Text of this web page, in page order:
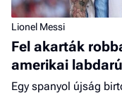
Lionel Messi
Fel akarták
amerikai
Egy spanyol újság